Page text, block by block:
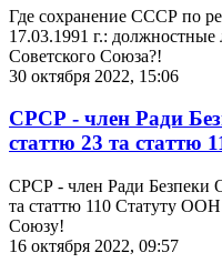
Где сохранение СССР по
17.03.1991 г.:
Советского Союза?!
30 октября 2022, 15:06
СРСР - член Ради
статтю 23 та статтю
СРСР - член Ради Безпеки
та статтю 110 Статуту
Союзу!
16 октября 2022, 09:57